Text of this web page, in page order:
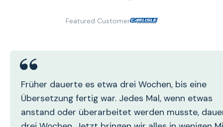
Featured Customer
Früher dauerte es etwa drei Wochen, bis eine
Übersetzung fertig war. Jedes Mal, wenn etwas
anstand oder überarbeitet werden musste,